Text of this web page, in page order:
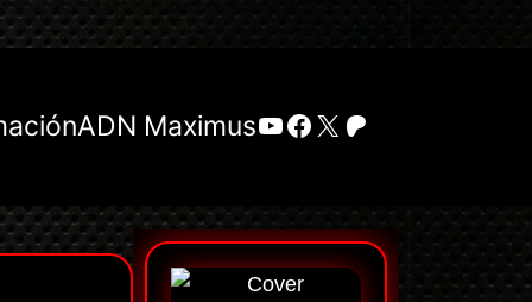
ADN MaximusYouTube
Facebook
X Patreon